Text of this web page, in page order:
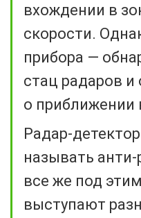
вхождении в
скорости.
прибора —
стац радаров
о приближении
Радар-
называть
все же под
выступают